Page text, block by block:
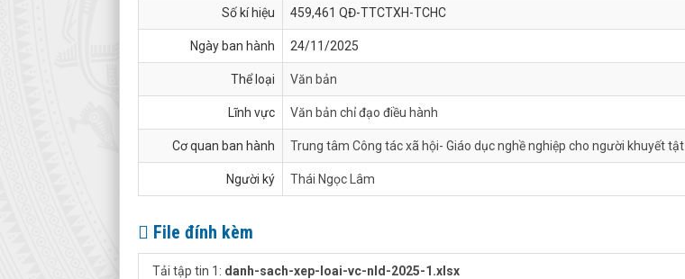
Số kí hiệu 459,461 QĐ-TTCTXH-TCHC
Ngày ban hành 24/11/2025
Thể loại Văn bản
Lĩnh vực Văn bản chỉ đạo điều hành
Cơ quan ban hành Trung tâm Công tác xã hội- Giáo dục nghề nghiệp cho người khuyết tật
Người ký Thái Ngọc Lâm
File đính kèm
Tải tập tin 1: danh-sach-xep-loai-vc-nld-2025-1.xlsx